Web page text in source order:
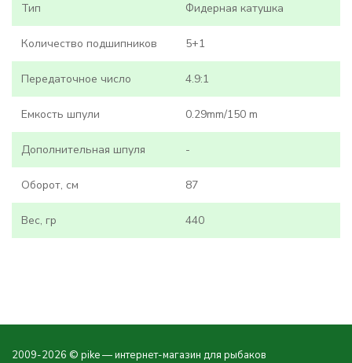
Тип Фидерная катушка
Количество подшипников 5+1
Передаточное число 4.9:1
Емкость шпули 0.29mm/150 m
Дополнительная шпуля -
Оборот, см 87
Вес, гр 440
2009-2026 © pike — интернет-магазин для рыбаков